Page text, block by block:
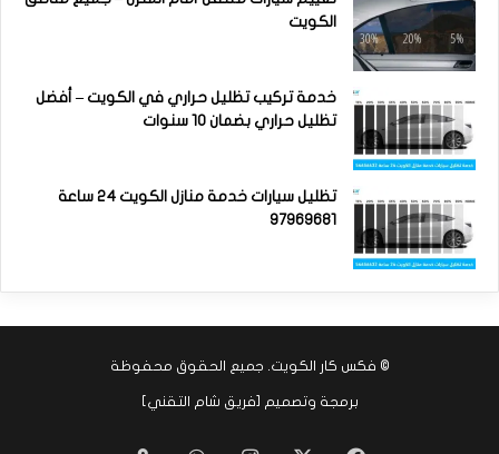
الكويت
خدمة تركيب تظليل حراري في الكويت – أفضل
تظليل حراري بضمان 10 سنوات
تظليل سيارات خدمة منازل الكويت 24 ساعة
97969681
© فكس كار الكويت. جميع الحقوق محفوظة
برمجة وتصميم [فريق شام التقني]